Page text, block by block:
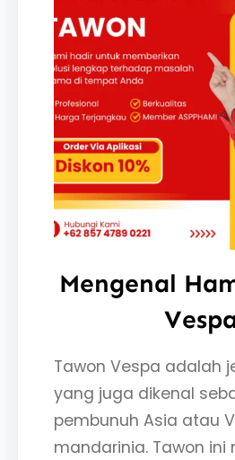
Mengenal
Tawon Vespa adalah
yang juga dikenal
pembunuh Asia atau
mandarinia. Tawon ini